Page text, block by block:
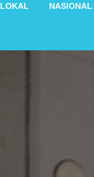
LOKAL NASIONAL